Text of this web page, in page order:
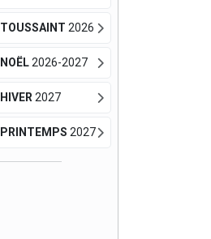
TOUSSAINT 2026
NOËL2026-2027
HIVER 2027
PRINTEMPS 2027